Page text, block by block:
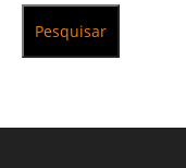
Pesquisar